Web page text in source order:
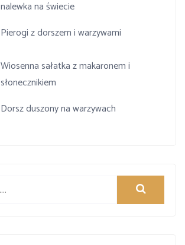
nalewka na świecie
Pierogi z dorszem i warzywami
Wiosenna sałatka z makaronem i
słonecznikiem
Dorsz duszony na warzywach